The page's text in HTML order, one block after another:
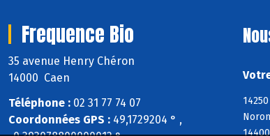
Frequence Bio
35 avenue Henry Chéron
14000 Caen
Téléphone : 02 31 77 74 07
Coordonnées GPS : 49,1729204 ° ,